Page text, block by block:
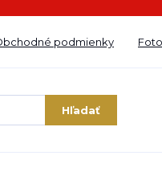
podmienky
Hľadať